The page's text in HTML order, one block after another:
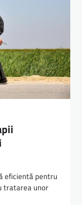
eficientă pentru
tratarea unor